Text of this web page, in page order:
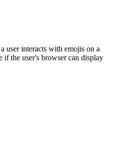
user interacts with emojis on a
if the user's browser can display